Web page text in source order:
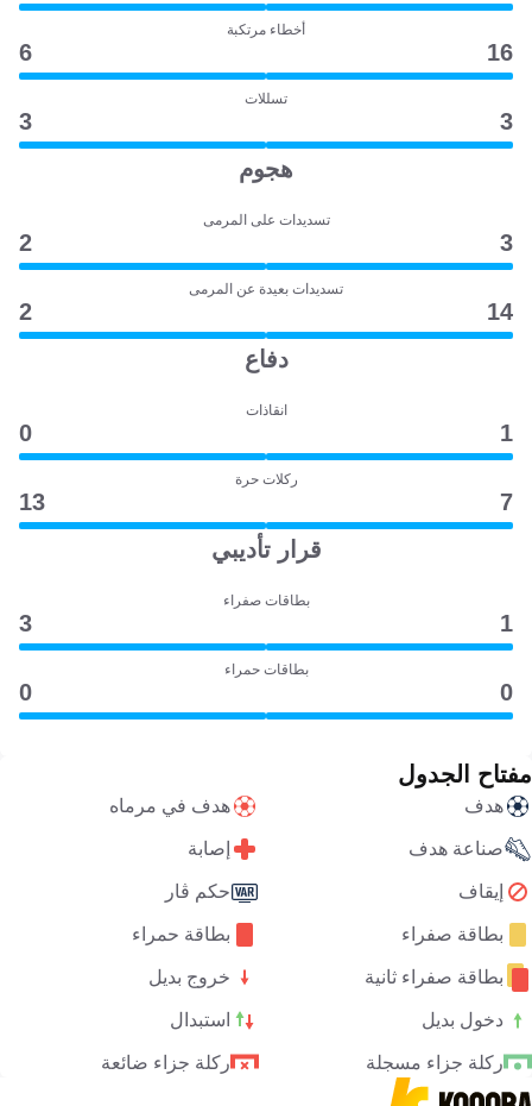
أخطاء مرتكبة
16
6
تسللات
3
3
هجوم
تسديدات على المرمى
3
2
تسديدات بعيدة عن المرمى
14
2
دفاع
انقاذات
1
0
ركلات حرة
7
13
قرار تأديبي
بطاقات صفراء
1
3
بطاقات حمراء
0
0
مفتاح الجدول
هدف هدف في مرماه
صناعة هدف إصابة
إيقاف حكم ڤار
بطاقة صفراء بطاقة حمراء
بطاقة صفراء ثانية خروج بديل
دخول بديل استبدال
ركلة جزاء مسجلة ركلة جزاء ضائعة